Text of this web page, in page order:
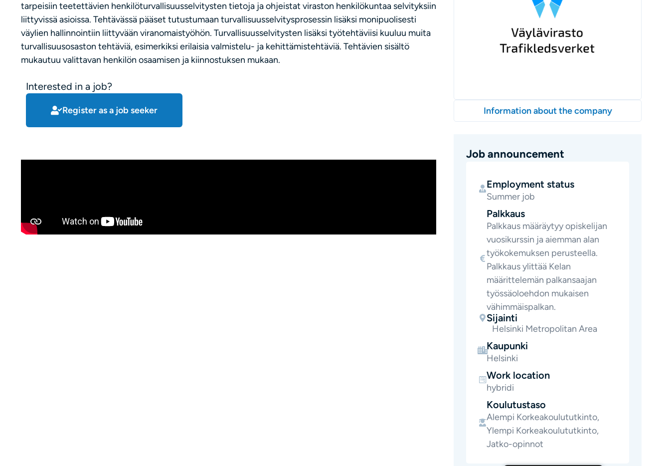
tarpeisiin teetettävien henkilöturvallisuusselvitysten tietoja ja ohjeistat viraston henkilökuntaa selvityksiin
liittyvissä asioissa. Tehtävässä pääset tutustumaan turvallisuusselvitysprosessin lisäksi monipuolisesti
väylien hallinnointiin liittyvään viranomaistyöhön. Turvallisuusselvitysten lisäksi työtehtäviisi kuuluu muita
turvallisuusosaston tehtäviä, esimerkiksi erilaisia valmistelu- ja kehittämistehtäviä. Tehtävien sisältö
mukautuu valittavan henkilön osaamisen ja kiinnostuksen mukaan.
Interested in a job?
Register as a job seeker Information about the company
Job announcement
Employment status
Summer job
Palkkaus
Palkkaus määräytyy opiskelijan
vuosikurssin ja aiemman alan
työkokemuksen perusteella.
Palkkaus ylittää Kelan
määrittelemän palkansaajan
työssäoloehdon mukaisen
vähimmäispalkan.
Sijainti
Helsinki Metropolitan Area
Kaupunki
Helsinki
Work location
hybridi
Koulutustaso
Alempi Korkeakoulututkinto,
Ylempi Korkeakoulututkinto,
Jatko-opinnot